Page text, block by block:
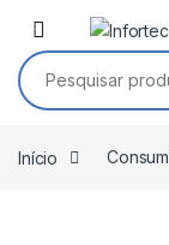
Saltar para navegação
Pular para o conteúdo
Pesquisar por:
Início